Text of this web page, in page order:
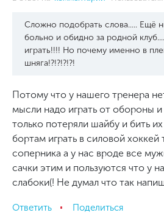
Сложно подобрать слова..... Ещё
больно и обидно за родной
играть!!!! Но почему именно в
шняга!?!?!?!?!
Потому что у нашего тренера
мысли надо играть от обороны
только потеряли шайбу и бить
бортам играть в силовой хоккей
соперника а у нас вроде все
сачки этим и пользуются что у
слабоки(! Не думал что так
Ответить Поделиться